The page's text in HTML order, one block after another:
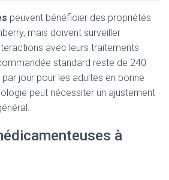
peuvent bénéficier des propriétés
mais doivent surveiller
avec leurs traitements
standard reste de 240
jour pour les adultes en bonne
peut nécessiter un ajustement
à